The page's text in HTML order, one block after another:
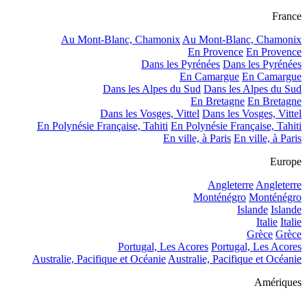
France
Au Mont-Blanc, ChamonixAu Mont-Blanc, Chamonix
En Provence En Provence
Dans les Pyrénées Dans les Pyrénées
En Camargue En Camargue
Dans les Alpes du Sud Dans les Alpes du Sud
En Bretagne En Bretagne
Dans les Vosges, Vittel Dans les Vosges, Vittel
En Polynésie Française, Tahiti En Polynésie Française, Tahiti
En ville, à Paris En ville, à Paris
Europe
AngleterreAngleterre
Monténégro Monténégro
Islande Islande
Italie Italie
Grèce Grèce
Portugal, Les Acores Portugal, Les Acores
Australie, Pacifique et OcéanieAustralie, Pacifique et Océanie
Amériques